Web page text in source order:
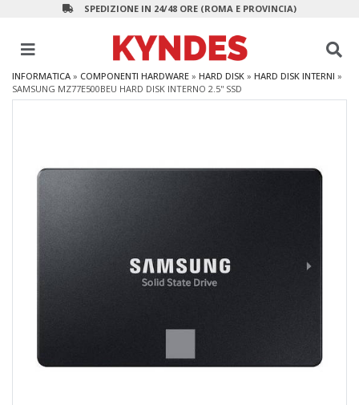
SPEDIZIONE IN 24/48 ORE (ROMA E PROVINCIA)
INFORMATICA » COMPONENTI HARDWARE » HARD DISK » HARD DISK INTERNI »
SAMSUNG MZ77E500BEU HARD DISK INTERNO 2.5'' SSD